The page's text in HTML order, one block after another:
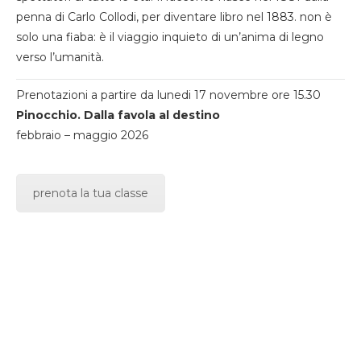
penna di Carlo Collodi, per diventare libro nel 1883. non è
solo una fiaba: è il viaggio inquieto di un’anima di legno
verso l’umanità.
Prenotazioni a partire da lunedi 17 novembre ore 15.30
Pinocchio. Dalla favola al destino
febbraio – maggio 2026
prenota la tua classe